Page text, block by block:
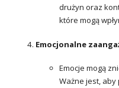
drużyn oraz
które mogą
Emocjonalne
Emocje mogą
Ważne jest,